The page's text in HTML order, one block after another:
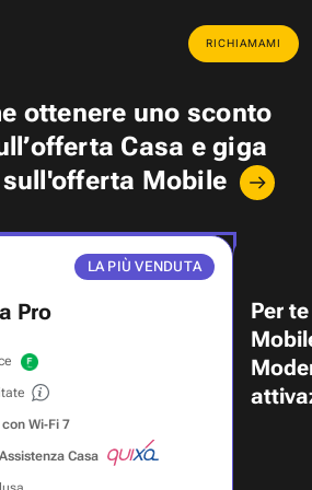
RICHIAMAMI
ottenere uno sconto
Casa egiga
sull'offerta Mobile
LA PIÙ VENDUTA
Pro
Wi‑Fi 7
Casa
Per